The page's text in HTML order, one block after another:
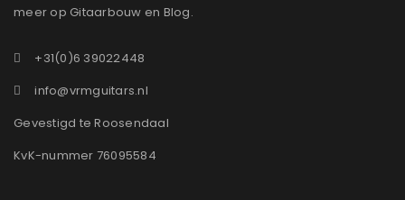
meer op Gitaarbouw en Blog.
+31(0)6 39022448
info@vrmguitars.nl
Gevestigd te Roosendaal
KvK-nummer 76095584